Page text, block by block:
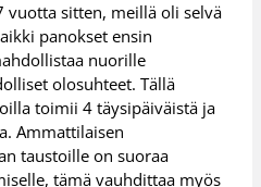
vuotta sitten, meillä oli selvä
panokset ensin
nuorille
olosuhteet. Tällä
toimii 4 täysipäiväistä ja
Ammattilaisen
taustoille on suoraa
tämä vauhdittaa myös